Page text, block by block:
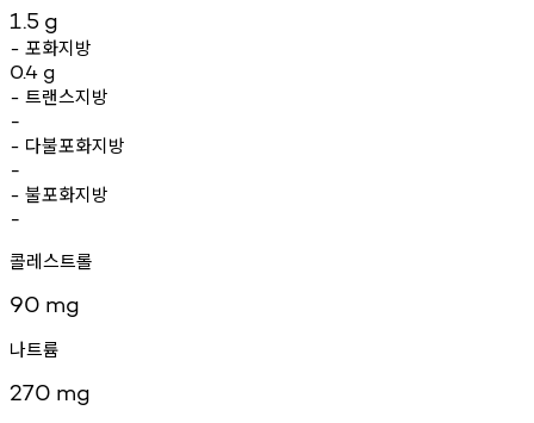
1.5 g
- 포화지방
0.4 g
- 트랜스지방
-
- 다불포화지방
-
- 불포화지방
-
콜레스트롤
90 mg
나트륨
270 mg